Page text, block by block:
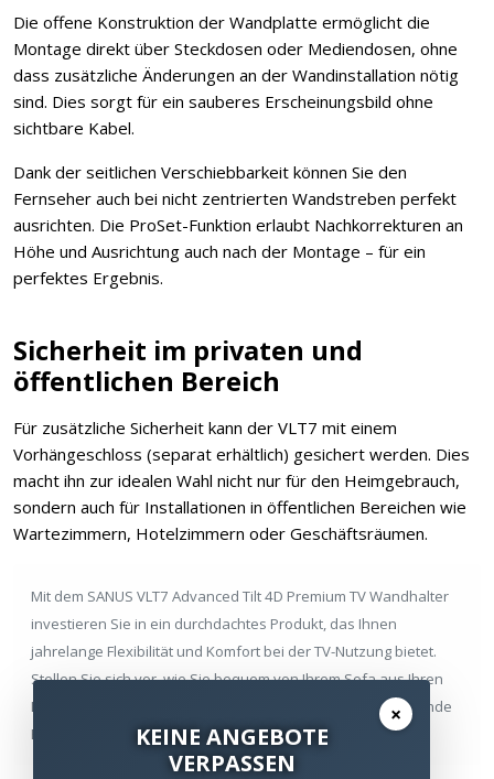
Die offene Konstruktion der Wandplatte ermöglicht die
Montage direkt über Steckdosen oder Mediendosen, ohne
dass zusätzliche Änderungen an der Wandinstallation nötig
sind. Dies sorgt für ein sauberes Erscheinungsbild ohne
sichtbare Kabel.
Dank der seitlichen Verschiebbarkeit können Sie den
Fernseher auch bei nicht zentrierten Wandstreben perfekt
ausrichten. Die ProSet-Funktion erlaubt Nachkorrekturen an
Höhe und Ausrichtung auch nach der Montage – für ein
perfektes Ergebnis.
Sicherheit im privaten und
öffentlichen Bereich
Für zusätzliche Sicherheit kann der VLT7 mit einem
Vorhängeschloss (separat erhältlich) gesichert werden. Dies
macht ihn zur idealen Wahl nicht nur für den Heimgebrauch,
sondern auch für Installationen in öffentlichen Bereichen wie
Wartezimmern, Hotelzimmern oder Geschäftsräumen.
Mit dem SANUS VLT7 Advanced Tilt 4D Premium TV Wandhalter
investieren Sie in ein durchdachtes Produkt, das Ihnen
jahrelange Flexibilität und Komfort bei der TV-Nutzung bietet.
Stellen Sie sich vor, wie Sie bequem von Ihrem Sofa aus Ihren
Lieblingsfilm genießen, ohne Nackenschmerzen oder störende
Blendeffekte – der VLT7 macht es möglich.
×
KEINE ANGEBOTE
VERPASSEN